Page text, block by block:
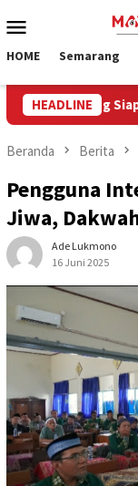
ke
Mobile
HOME Semarang
HEADLINE
Siapkan
Beranda Berita
Pengguna
Jiwa,
Ade Lukmono
16 Juni 2025